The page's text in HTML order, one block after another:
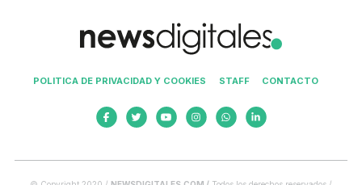
POLITICA DE PRIVACIDAD Y COOKIES STAFF CONTACTO